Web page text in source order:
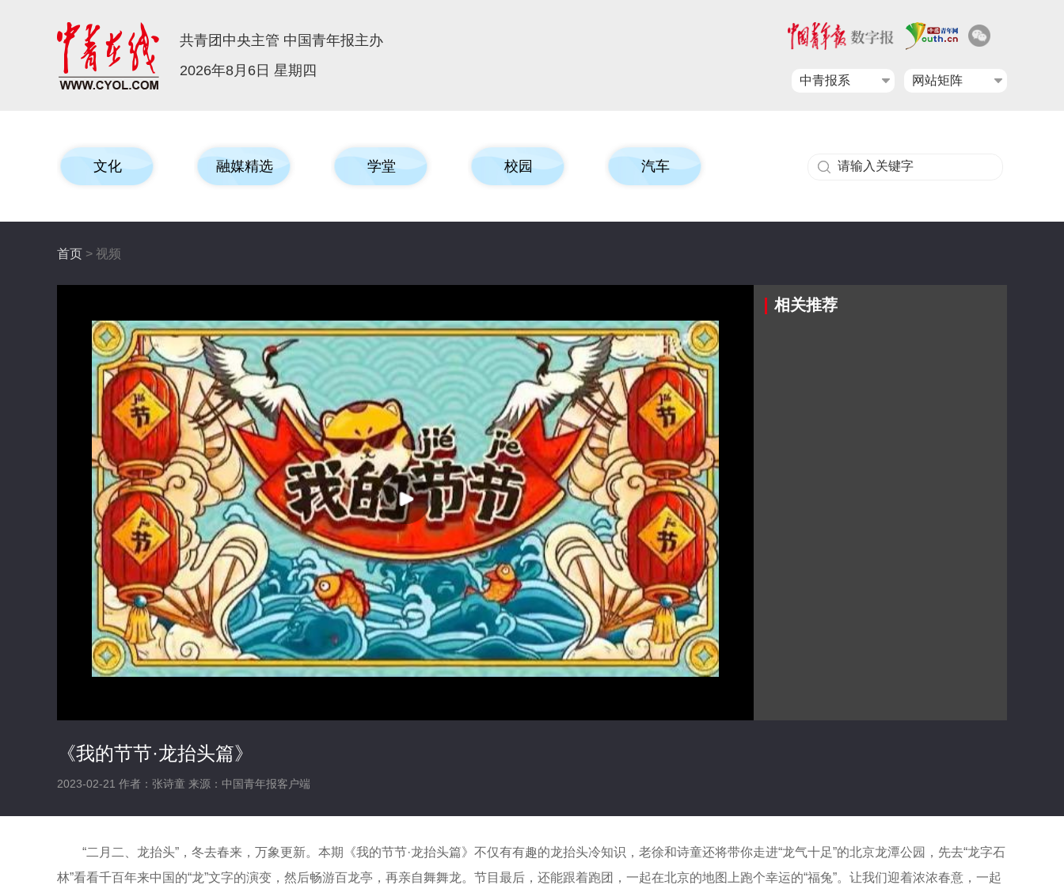
共青团中央主管 中国青年报主办
2026年8月6日 星期四
网站矩阵
中青报系
文化 融媒精选 学堂 校园 汽车
首页 > 视频
相关推荐
《我的节节·龙抬头篇》
2023-02-21 作者：张诗童 来源：中国青年报客户端
“二月二、龙抬头”，冬去春来，万象更新。本期《我的节节·龙抬头篇》不仅有有趣的龙抬头冷知识，老徐和诗童还将带你走进“龙气十足”的北京龙潭公园，先去“龙字石
林”看看千百年来中国的“龙”文字的演变，然后畅游百龙亭，再亲自舞舞龙。节目最后，还能跟着跑团，一起在北京的地图上跑个幸运的“福兔”。让我们迎着浓浓春意，一起